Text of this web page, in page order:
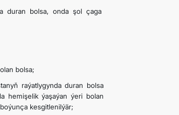
duran bolsa, onda şol çaga
bolsa;
raýatlygynda duran bolsa
hemişelik ýaşaýan ýeri bolan
kesgitlenilýär;